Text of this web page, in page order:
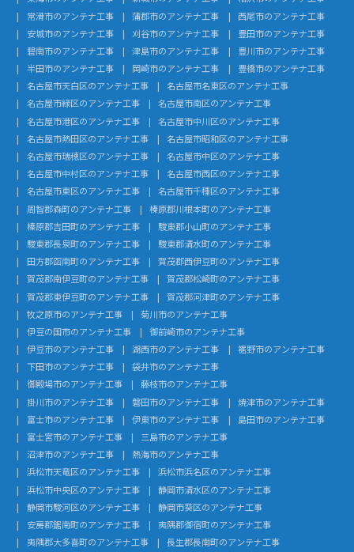
常滑市のアンテナ工事
蒲郡市のアンテナ工事
西尾市のアンテナ工事
安城市のアンテナ工事
刈谷市のアンテナ工事
豊田市のアンテナ工事
碧南市のアンテナ工事
津島市のアンテナ工事
豊川市のアンテナ工事
半田市のアンテナ工事
岡崎市のアンテナ工事
豊橋市のアンテナ工事
名古屋市天白区のアンテナ工事
名古屋市名東区のアンテナ工事
名古屋市緑区のアンテナ工事
名古屋市南区のアンテナ工事
名古屋市港区のアンテナ工事
名古屋市中川区のアンテナ工事
名古屋市熱田区のアンテナ工事
名古屋市昭和区のアンテナ工事
名古屋市瑞穂区のアンテナ工事
名古屋市中区のアンテナ工事
名古屋市中村区のアンテナ工事
名古屋市西区のアンテナ工事
名古屋市東区のアンテナ工事
名古屋市千種区のアンテナ工事
周智郡森町のアンテナ工事
榛原郡川根本町のアンテナ工事
榛原郡吉田町のアンテナ工事
駿東郡小山町のアンテナ工事
駿東郡長泉町のアンテナ工事
駿東郡清水町のアンテナ工事
田方郡函南町のアンテナ工事
賀茂郡西伊豆町のアンテナ工事
賀茂郡南伊豆町のアンテナ工事
賀茂郡松崎町のアンテナ工事
賀茂郡東伊豆町のアンテナ工事
賀茂郡河津町のアンテナ工事
牧之原市のアンテナ工事
菊川市のアンテナ工事
伊豆の国市のアンテナ工事
御前崎市のアンテナ工事
伊豆市のアンテナ工事
湖西市のアンテナ工事
裾野市のアンテナ工事
下田市のアンテナ工事
袋井市のアンテナ工事
御殿場市のアンテナ工事
藤枝市のアンテナ工事
掛川市のアンテナ工事
磐田市のアンテナ工事
焼津市のアンテナ工事
富士市のアンテナ工事
伊東市のアンテナ工事
島田市のアンテナ工事
富士宮市のアンテナ工事
三島市のアンテナ工事
沼津市のアンテナ工事
熱海市のアンテナ工事
浜松市天竜区のアンテナ工事
浜松市浜名区のアンテナ工事
浜松市中央区のアンテナ工事
静岡市清水区のアンテナ工事
静岡市駿河区のアンテナ工事
静岡市葵区のアンテナ工事
安房郡鋸南町のアンテナ工事
夷隅郡御宿町のアンテナ工事
夷隅郡大多喜町のアンテナ工事
長生郡長南町のアンテナ工事